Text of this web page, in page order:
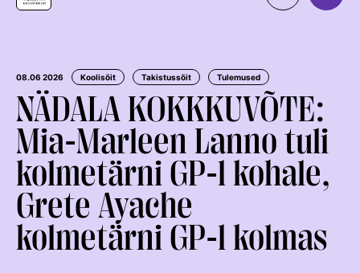
Kontaktid
Väärtused Ja Visioon
Juhatus
Juhatuse Ja Üldkogu Protokollid
ERL-I Põhikiri
Arengukava
Teenetemärk
Uudised
Ratsaspordialad
TAKISTUSSÕIT
Regulatsioonid
Võistluskalender
Võistlussarjad
Tule ratsutama
LAPSEVANEMALE
ROHELINE KAART
Treenerid
08.06 2026 Koolisõit Takistussõit Tulemused
NÄDALA KOKKKUVÕTE:
Mia-Marleen Lanno tuli
kolmetärni GP-l kohale,
Grete Ayache
kolmetärni GP-l kolmas